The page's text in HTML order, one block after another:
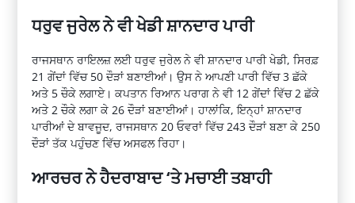
ਧਰੁਵ ਜੁਰੇਲ ਨੇ ਵੀ ਖੇਡੀ ਸ਼ਾਨਦਾਰ ਪਾਰੀ
ਰਾਜਸਥਾਨ ਰਾਇਲਜ਼ ਲਈ ਧਰੁਵ ਜੁਰੇਲ ਨੇ ਵੀ ਸ਼ਾਨਦਾਰ ਪਾਰੀ ਖੇਡੀ, ਸਿਰਫ਼
21 ਗੇਂਦਾਂ ਵਿੱਚ 50 ਦੌੜਾਂ ਬਣਾਈਆਂ। ਉਸ ਨੇ ਆਪਣੀ ਪਾਰੀ ਵਿੱਚ 3 ਛੱਕੇ
ਅਤੇ 5 ਚੌਕੇ ਲਗਾਏ। ਕਪਤਾਨ ਰਿਆਨ ਪਰਾਗ ਨੇ ਵੀ 12 ਗੇਂਦਾਂ ਵਿੱਚ 2 ਛੱਕੇ
ਅਤੇ 2 ਚੌਕੇ ਲਗਾ ਕੇ 26 ਦੌੜਾਂ ਬਣਾਈਆਂ। ਹਾਲਾਂਕਿ, ਇਨ੍ਹਾਂ ਸ਼ਾਨਦਾਰ
ਪਾਰੀਆਂ ਦੇ ਬਾਵਜੂਦ, ਰਾਜਸਥਾਨ 20 ਓਵਰਾਂ ਵਿੱਚ 243 ਦੌੜਾਂ ਬਣਾ ਕੇ 250
ਦੌੜਾਂ ਤੱਕ ਪਹੁੰਚਣ ਵਿੱਚ ਅਸਫਲ ਰਿਹਾ।
ਆਰਚਰ ਨੇ ਹੈਦਰਾਬਾਦ ‘ਤੇ ਮਚਾਈ ਤਬਾਹੀ